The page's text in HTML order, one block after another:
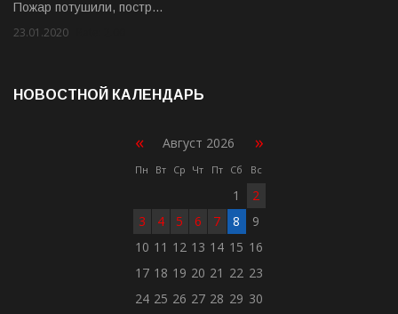
Пожар потушили, постр…
23.01.2020
НОВОСТНОЙ КАЛЕНДАРЬ
« Август 2026 »
Пн Вт Ср Чт Пт Сб Вс
1
2
3
4 5 6 7 8
9
10 11 12 13 14 15 16
17 18 19 20 21 22 23
24 25 26 27 28 29 30